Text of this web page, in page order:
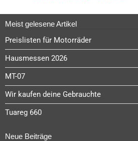
Meist gelesene Artikel
Preislisten für Motorräder
Hausmessen 2026
MT-07
Wir kaufen deine Gebrauchte
Tuareg 660
Neue Beiträge